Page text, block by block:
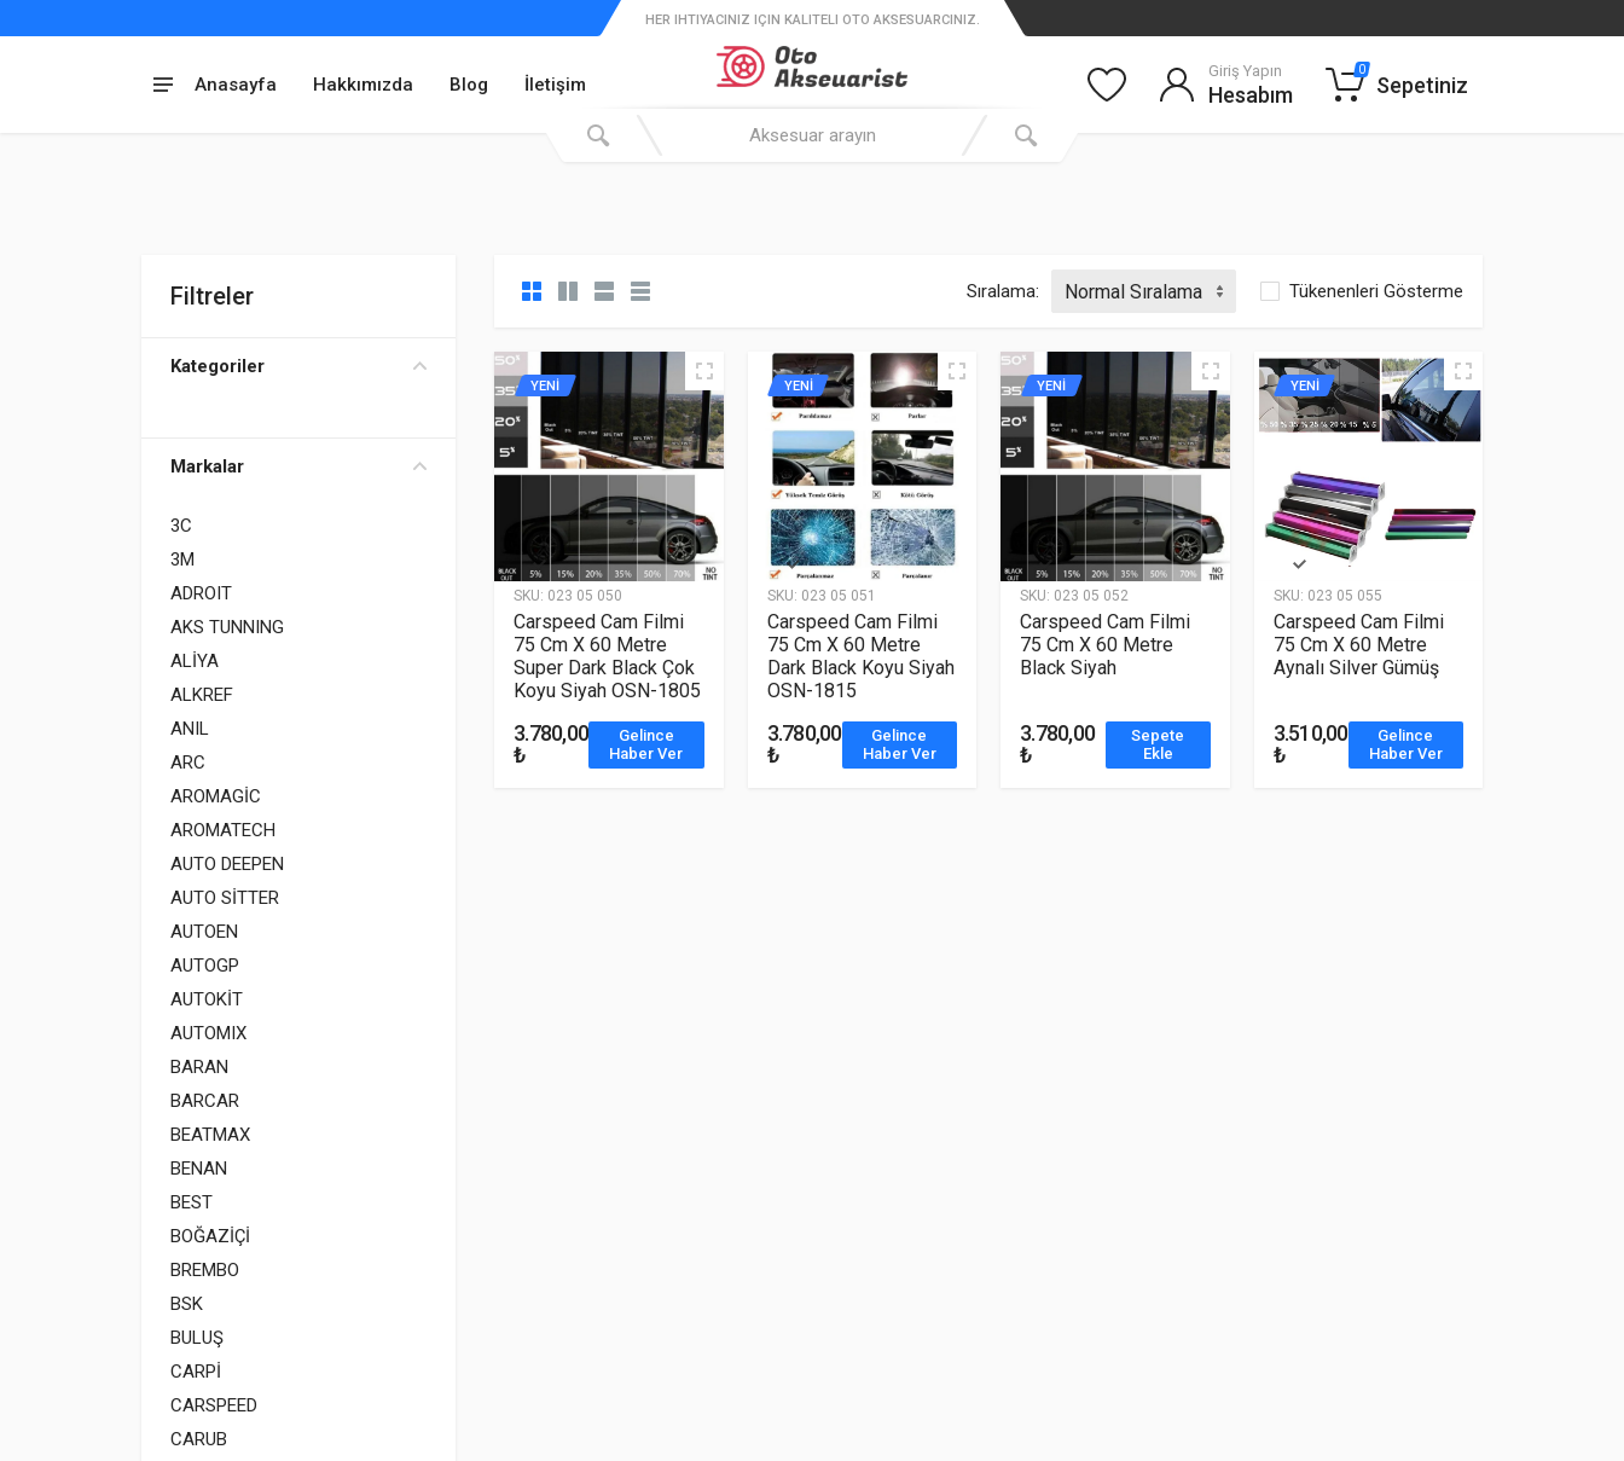
Anasayfa Hakkımızda Blog İletişim
HER IHTIYACINIZ IÇIN KALITELI OTO AKSESUARCINIZ.
Giriş Yapın
Hesabım
0
Sepetiniz
Filtreler
Kategoriler
Markalar
3C
3M
ADROIT
AKS TUNNING
ALİYA
ALKREF
ANIL
ARC
AROMAGİC
AROMATECH
AUTO DEEPEN
AUTO SİTTER
AUTOEN
AUTOGP
AUTOKİT
AUTOMIX
BARAN
BARCAR
BEATMAX
BENAN
BEST
BOĞAZİÇİ
BREMBO
BSK
BULUŞ
CARPİ
CARSPEED
CARUB
Sıralama: Tükenenleri Gösterme
SKU: 023 05 050
YENİ
Carspeed Cam Filmi
75 Cm X 60 Metre
Super Dark Black Çok
Koyu Siyah OSN-1805
3.780,00
₺
Gelince
Haber Ver
SKU: 023 05 051
YENİ
Carspeed Cam Filmi
75 Cm X 60 Metre
Dark Black Koyu Siyah
OSN-1815
3.780,00
₺
Gelince
Haber Ver
SKU: 023 05 052
YENİ
Carspeed Cam Filmi
75 Cm X 60 Metre
Black Siyah
3.780,00
₺
Sepete
Ekle
SKU: 023 05 055
YENİ
Carspeed Cam Filmi
75 Cm X 60 Metre
Aynalı Silver Gümüş
3.510,00
₺
Gelince
Haber Ver